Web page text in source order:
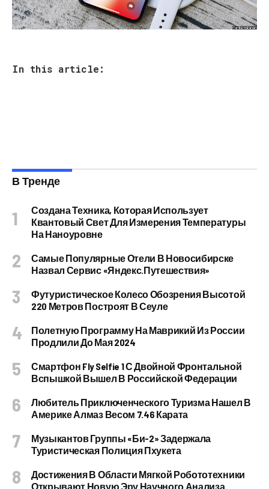
In this article:
В Тренде
Создана Техника, Которая Использует
Квантовый Свет Для Измерения Температуры
На Наноуровне
Самые Популярные Отели В Новосибирске
Назвал Сервис «Яндекс.Путешествия»
Футуристическое Колесо Обозрения Высотой
220 Метров Построят В Сеуле
Полетную Программу На Маврикий Из России
Продлили До Мая 2024
Смартфон Fly Selfie 1 С Двойной Фронтальной
Вспышкой Вышел В Российской Федерации
Любитель Приключенческого Туризма Нашел В
Америке Алмаз Весом 7.46 Карата
Музыкантов Группы «Би-2» Задержала
Туристическая Полиция Пхукета
Достижения В Области Мягкой Робототехники
Открывают Новую Эру Научного Анализа